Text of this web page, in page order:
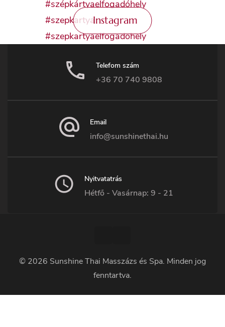
Instagram
Telefom szám
+36 70 740 9808
Email
info@sunshinethai.hu
Nyitvatatrás
Hétfő - Vasárnap: 9 - 21
© 2026 Sunshine Thai Masszázs és Spa. Minden jog
fenntartva.